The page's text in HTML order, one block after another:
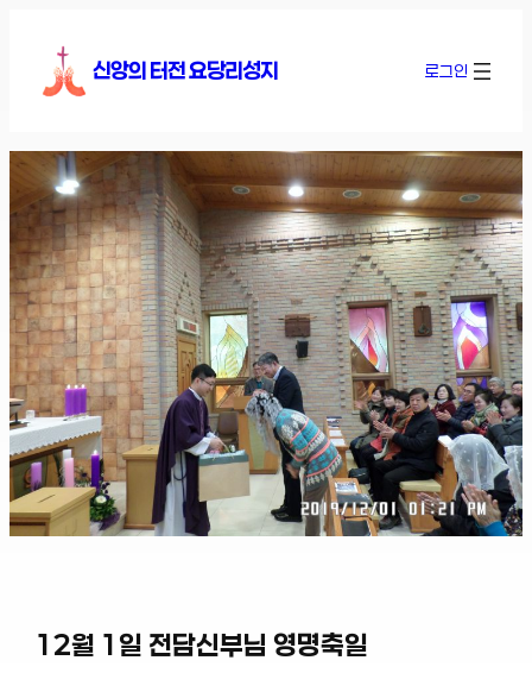
로
기
신앙의 터전 요당리성지 로그인
12월 1일 전담신부님 영명축일